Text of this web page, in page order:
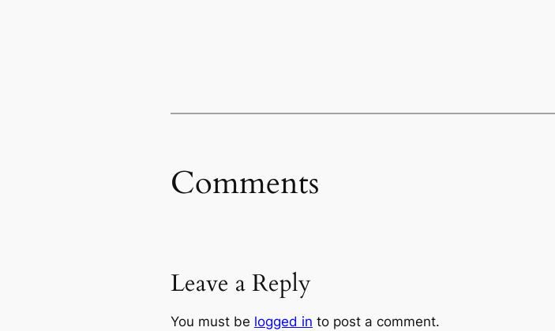
Comments
Leave a Reply
You must be logged in to post a comment.